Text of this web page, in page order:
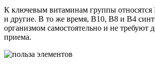
К ключевым витаминам группы
и другие. В то же время, B10, B8 и B4
организмом самостоятельно и не требуют
приема.